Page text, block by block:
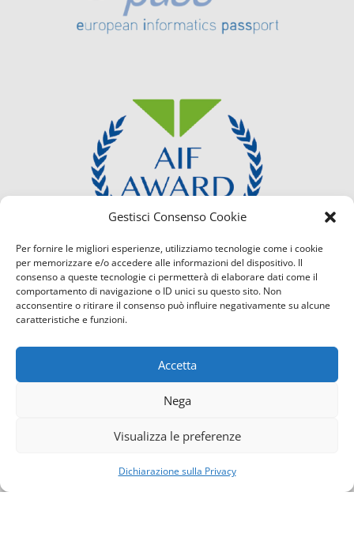
Gestisci Consenso Cookie
Per fornire le migliori esperienze, utilizziamo tecnologie come i cookie
per memorizzare e/o accedere alle informazioni del dispositivo. Il
consenso a queste tecnologie ci permetterà di elaborare dati come il
comportamento di navigazione o ID unici su questo sito. Non
acconsentire o ritirare il consenso può influire negativamente su alcune
caratteristiche e funzioni.
Accetta
Nega
Visualizza le preferenze
Dichiarazione sulla Privacy